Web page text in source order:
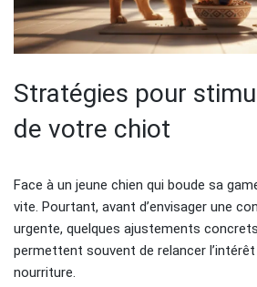
Stratégies pour
de votre chiot
Face à un jeune chien qui boude sa
vite. Pourtant, avant d’envisager une
urgente, quelques ajustements
permettent souvent de relancer l’intérêt
nourriture.